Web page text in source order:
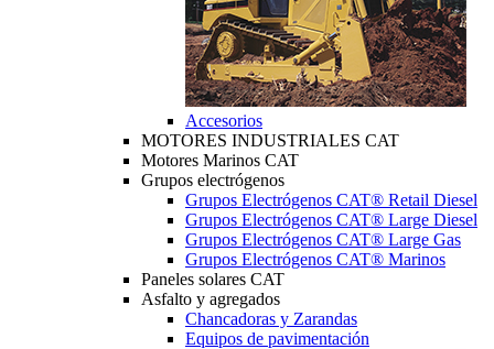
Accesorios
MOTORES INDUSTRIALES CAT
Motores Marinos CAT
Grupos electrógenos
Grupos Electrógenos CAT® Retail Diesel
Grupos Electrógenos CAT® Large Diesel
Grupos Electrógenos CAT® Large Gas
Grupos Electrógenos CAT® Marinos
Paneles solares CAT
Asfalto y agregados
Chancadoras y Zarandas
Equipos de pavimentación